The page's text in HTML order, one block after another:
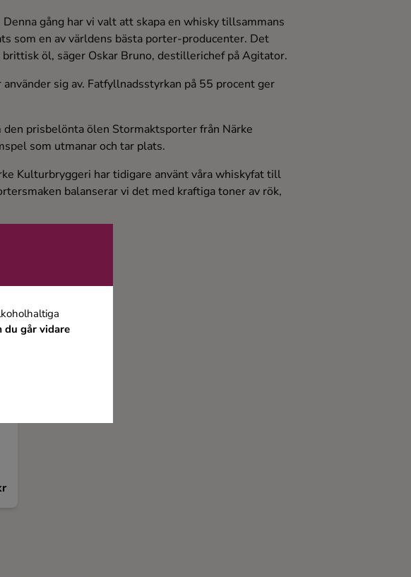
du går vidare
gång har vi valt att skapa en whisky tillsammans
som en av världens bästa porter-producenter. Det
öl, säger Oskar Bruno, destillerichef på Agitator.
sig av. Fatfyllnadsstyrkan på 55 procent ger
prisbelönta ölen Stormaktsporter från Närke
som utmanar och tar plats.
Kulturbryggeri har tidigare använt våra whiskyfat till
balanserar vi det med kraftiga toner av rök,